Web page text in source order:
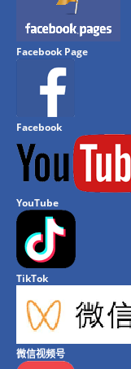
Facebook Page
Facebook
YouTube
TikTok
微信视频号